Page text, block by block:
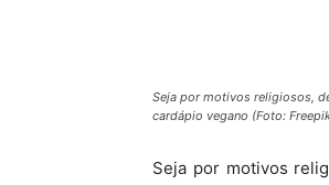
Seja por motivos religiosos,
cardápio vegano (Foto:
Seja por motivos